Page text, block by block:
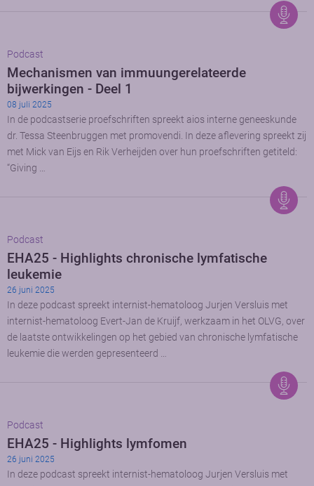
Podcast
Mechanismen van immuungerelateerde
bijwerkingen - Deel 1
08 juli 2025
In de podcastserie proefschriften spreekt aios interne geneeskunde
dr. Tessa Steenbruggen met promovendi. In deze aflevering spreekt zij
met Mick van Eijs en Rik Verheijden over hun proefschriften getiteld:
“Giving …
Podcast
EHA25 - Highlights chronische lymfatische
leukemie
26 juni 2025
In deze podcast spreekt internist-hematoloog Jurjen Versluis met
internist-hematoloog Evert-Jan de Kruijf, werkzaam in het OLVG, over
de laatste ontwikkelingen op het gebied van chronische lymfatische
leukemie die werden gepresenteerd …
Podcast
EHA25 - Highlights lymfomen
26 juni 2025
In deze podcast spreekt internist-hematoloog Jurjen Versluis met